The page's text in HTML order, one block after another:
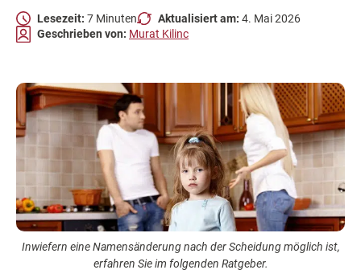
Lesezeit: 7 Minuten Aktualisiert am: 4. Mai 2026
Geschrieben von: Murat Kilinc
Inwiefern eine Namensänderung nach der Scheidung möglich ist,
erfahren Sie im folgenden Ratgeber.